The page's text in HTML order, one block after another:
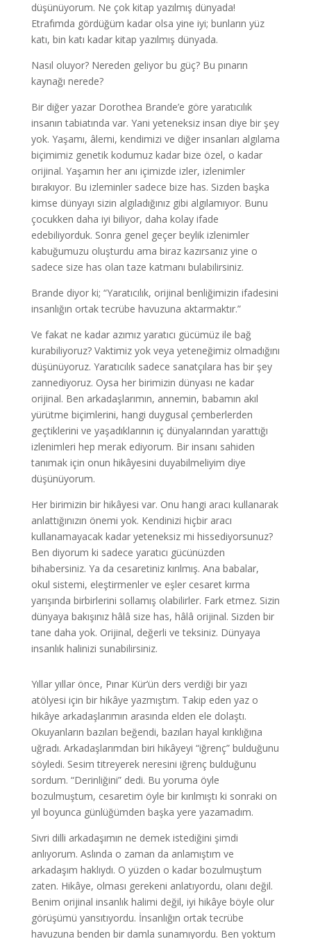
düşünüyorum. Ne çok kitap yazılmış dünyada!
Etrafımda gördüğüm kadar olsa yine iyi; bunların yüz
katı, bin katı kadar kitap yazılmış dünyada.
Nasıl oluyor? Nereden geliyor bu güç? Bu pınarın
kaynağı nerede?
Bir diğer yazar Dorothea Brande’e göre yaratıcılık
insanın tabiatında var. Yani yeteneksiz insan diye bir şey
yok. Yaşamı, âlemi, kendimizi ve diğer insanları algılama
biçimimiz genetik kodumuz kadar bize özel, o kadar
orijinal. Yaşamın her anı içimizde izler, izlenimler
bırakıyor. Bu izleminler sadece bize has. Sizden başka
kimse dünyayı sizin algıladığınız gibi algılamıyor. Bunu
çocukken daha iyi biliyor, daha kolay ifade
edebiliyorduk. Sonra genel geçer beylik izlenimler
kabuğumuzu oluşturdu ama biraz kazırsanız yine o
sadece size has olan taze katmanı bulabilirsiniz.
Brande diyor ki; “Yaratıcılık, orijinal benliğimizin ifadesini
insanlığın ortak tecrübe havuzuna aktarmaktır.”
Ve fakat ne kadar azımız yaratıcı gücümüz ile bağ
kurabiliyoruz? Vaktimiz yok veya yeteneğimiz olmadığını
düşünüyoruz. Yaratıcılık sadece sanatçılara has bir şey
zannediyoruz. Oysa her birimizin dünyası ne kadar
orijinal. Ben arkadaşlarımın, annemin, babamın akıl
yürütme biçimlerini, hangi duygusal çemberlerden
geçtiklerini ve yaşadıklarının iç dünyalarından yarattığı
izlenimleri hep merak ediyorum. Bir insanı sahiden
tanımak için onun hikâyesini duyabilmeliyim diye
düşünüyorum.
Her birimizin bir hikâyesi var. Onu hangi aracı kullanarak
anlattığınızın önemi yok. Kendinizi hiçbir aracı
kullanamayacak kadar yeteneksiz mi hissediyorsunuz?
Ben diyorum ki sadece yaratıcı gücünüzden
bihabersiniz. Ya da cesaretiniz kırılmış. Ana babalar,
okul sistemi, eleştirmenler ve eşler cesaret kırma
yarışında birbirlerini sollamış olabilirler. Fark etmez. Sizin
dünyaya bakışınız hâlâ size has, hâlâ orijinal. Sizden bir
tane daha yok. Orijinal, değerli ve teksiniz. Dünyaya
insanlık halinizi sunabilirsiniz.
Yıllar yıllar önce, Pınar Kür’ün ders verdiği bir yazı
atölyesi için bir hikâye yazmıştım. Takip eden yaz o
hikâye arkadaşlarımın arasında elden ele dolaştı.
Okuyanların bazıları beğendi, bazıları hayal kırıklığına
uğradı. Arkadaşlarımdan biri hikâyeyi “iğrenç” bulduğunu
söyledi. Sesim titreyerek neresini iğrenç bulduğunu
sordum. “Derinliğini” dedi. Bu yoruma öyle
bozulmuştum, cesaretim öyle bir kırılmıştı ki sonraki on
yıl boyunca günlüğümden başka yere yazamadım.
Sivri dilli arkadaşımın ne demek istediğini şimdi
anlıyorum. Aslında o zaman da anlamıştım ve
arkadaşım haklıydı. O yüzden o kadar bozulmuştum
zaten. Hikâye, olması gerekeni anlatıyordu, olanı değil.
Benim orijinal insanlık halimi değil, iyi hikâye böyle olur
görüşümü yansıtıyordu. İnsanlığın ortak tecrübe
havuzuna benden bir damla sunamıyordu. Ben yoktum